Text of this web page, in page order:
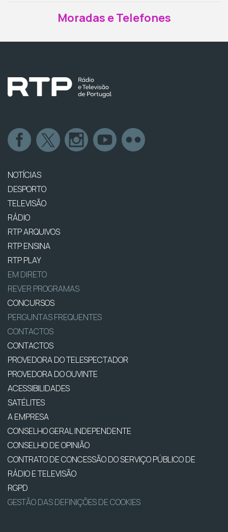
Moradas e Telefones
NOTÍCIAS
DESPORTO
TELEVISÃO
RÁDIO
RTP ARQUIVOS
RTP ENSINA
RTP PLAY
EM DIRETO
REVER PROGRAMAS
CONCURSOS
PERGUNTAS FREQUENTES
CONTACTOS
CONTACTOS
PROVEDORA DO TELESPECTADOR
PROVEDORA DO OUVINTE
ACESSIBILIDADES
SATÉLITES
A EMPRESA
CONSELHO GERAL INDEPENDENTE
CONSELHO DE OPINIÃO
CONTRATO DE CONCESSÃO DO SERVIÇO PÚBLICO DE
RÁDIO E TELEVISÃO
RGPD
GESTÃO DAS DEFINIÇÕES DE COOKIES